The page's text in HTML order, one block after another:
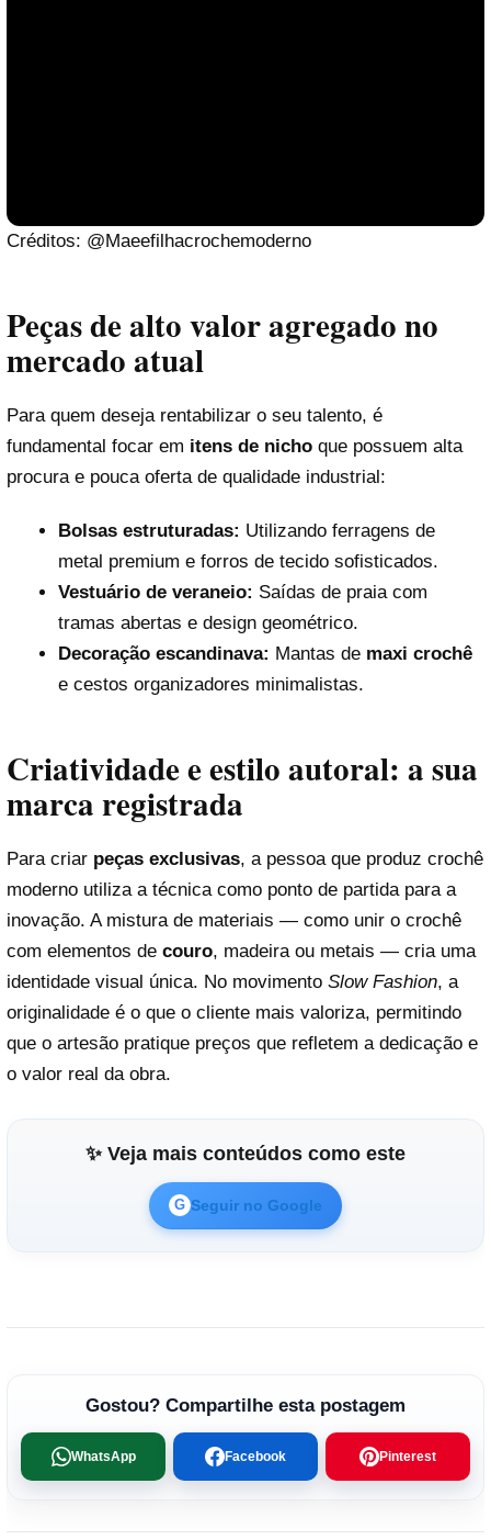
Créditos: @Maeefilhacrochemoderno
Peças de alto valor agregado no
mercado atual
Para quem deseja rentabilizar o seu talento, é
fundamental focar em itens de nicho que possuem alta
procura e pouca oferta de qualidade industrial:
Bolsas estruturadas: Utilizando ferragens de
metal premium e forros de tecido sofisticados.
Vestuário de veraneio: Saídas de praia com
tramas abertas e design geométrico.
Decoração escandinava: Mantas de maxi crochê
e cestos organizadores minimalistas.
Criatividade e estilo autoral: a sua
marca registrada
Para criar peças exclusivas, a pessoa que produz crochê
moderno utiliza a técnica como ponto de partida para a
inovação. A mistura de materiais — como unir o crochê
com elementos de couro, madeira ou metais — cria uma
identidade visual única. No movimento Slow Fashion, a
originalidade é o que o cliente mais valoriza, permitindo
que o artesão pratique preços que refletem a dedicação e
o valor real da obra.
✨ Veja mais conteúdos como este
G Seguir no Google
Gostou? Compartilhe esta postagem
WhatsApp Facebook Pinterest